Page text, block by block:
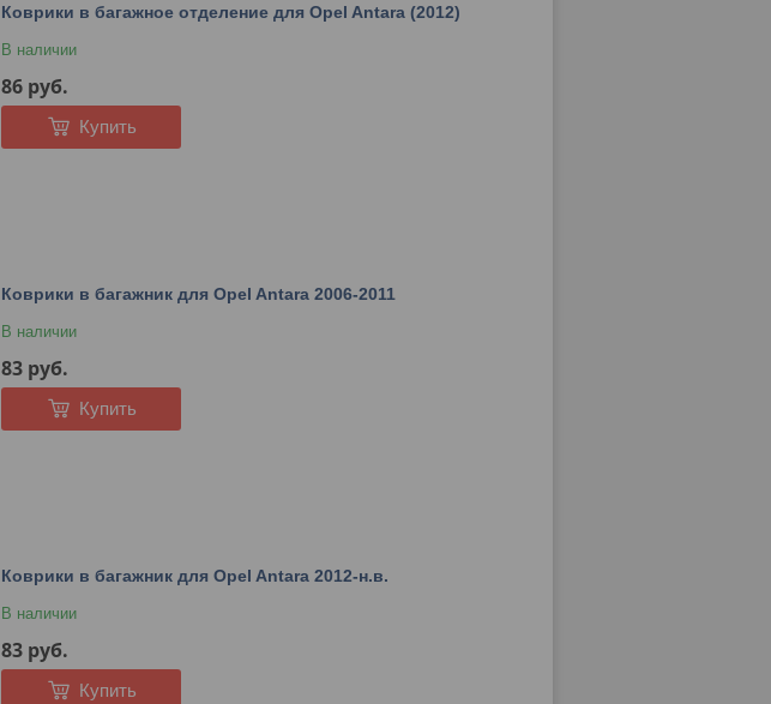
Коврики в багажное отделение для Opel Antara (2012)
В наличии
86 руб.
Купить
Коврики в багажник для Opel Antara 2006-2011
В наличии
83 руб.
Купить
Коврики в багажник для Opel Antara 2012-н.в.
В наличии
83 руб.
Купить